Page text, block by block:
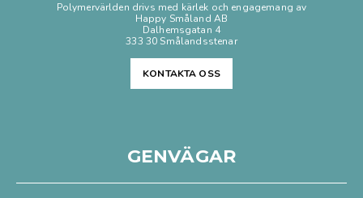
Polymervärlden drivs med kärlek och engagemang av
Happy Småland AB
Dalhemsgatan 4
333 30 Smålandsstenar
KONTAKTA OSS
GENVÄGAR